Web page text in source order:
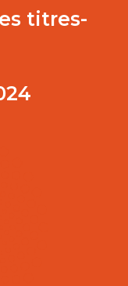
titres-